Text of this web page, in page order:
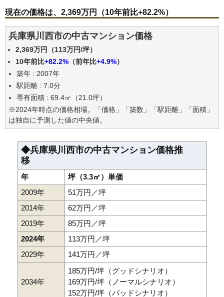
価格を詳細に分析しよう
築年数で価格はどうなる？
兵庫県川西市の中古マンションの過去の売買事例
公示地価はいくら
エリアの将来性を人口予想から検討しよう
自分の年収でいくらの不動産が買える？
現在の価格は、2,369万円（10年前比+82.2%）
兵庫県川西市の中古マンション価格
2,369万円（113万円/坪）
10年前比+82.2% （前年比+4.9%）
築年 : 2007年
駅距離 : 7.0分
専有面積 : 69.4㎡（21.0坪）
※2024年時点の価格相場。「価格」「築数」「駅距離」「面積」
は独自に予測した値の中央値。
◆兵庫県川西市の中古マンション価格推
移
年
坪（3.3㎡）単価
2009年
51万円／坪
2014年
62万円／坪
2019年
85万円／坪
2024年
113万円／坪
2029年
141万円／坪
2034年
185万円/坪（グッドシナリオ）
169万円/坪（ノーマルシナリオ）
152万円/坪（バッドシナリオ）